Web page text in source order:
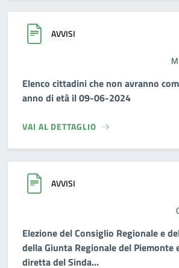
AVVISI
Elenco cittadini che non avranno
anno di età il 09-06-2024
VAI AL DETTAGLIO
AVVISI
Elezione del Consiglio Regionale e
della Giunta Regionale del Piemonte
diretta del Sinda...